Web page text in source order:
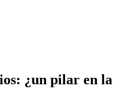
¿un pilar en la